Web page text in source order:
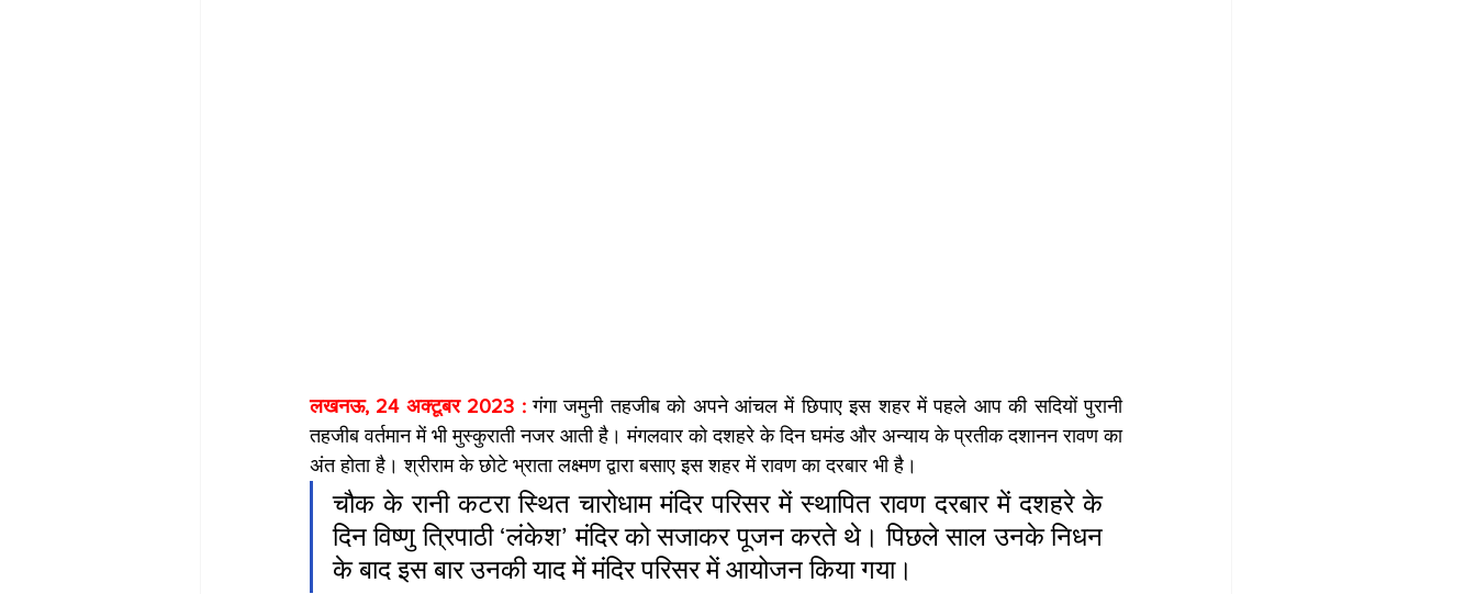
लखनऊ, 24 अक्टूबर 2023 : गंगा जमुनी तहजीब को अपने आंचल में छिपाए इस शहर में पहले आप की सदियों पुरानी
तहजीब वर्तमान में भी मुस्कुराती नजर आती है। मंगलवार को दशहरे के दिन घमंड और अन्याय के प्रतीक दशानन रावण का
अंत होता है। श्रीराम के छोटे भ्राता लक्ष्मण द्वारा बसाए इस शहर में रावण का दरबार भी है।
चौक के रानी कटरा स्थित चारोधाम मंदिर परिसर में स्थापित रावण दरबार में दशहरे के
दिन विष्णु त्रिपाठी ‘लंकेश’ मंदिर को सजाकर पूजन करते थे। पिछले साल उनके निधन
के बाद इस बार उनकी याद में मंदिर परिसर में आयोजन किया गया।